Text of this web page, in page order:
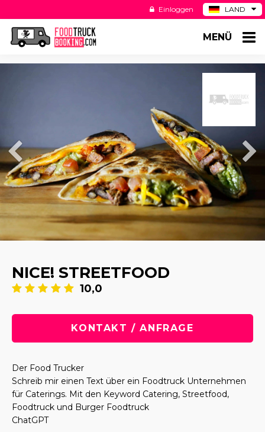
LAND
ES
US
Einloggen
MENÜ
NICE! STREETFOOD
10,0
KONTAKT / ANFRAGE
Der Food Trucker
Schreib mir einen Text über ein Foodtruck Unternehmen
für Caterings. Mit den Keyword Catering, Streetfood,
Foodtruck und Burger Foodtruck
ChatGPT